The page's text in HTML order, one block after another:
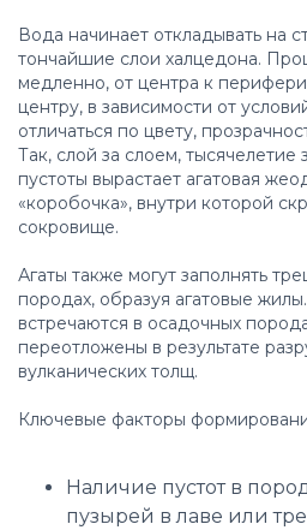
Вода начинает откладывать на
тончайшие слои халцедона.
медленно, от центра к
центру, в зависимости от
отличаться по цвету,
Так, слой за слоем, тысячелетие
пустоты вырастает агатовая
«коробочка», внутри которой
сокровище.
Агаты также могут заполнять
породах, образуя агатовые
встречаются в осадочных
переотложены в результате
вулканических толщ.
Ключевые факторы
Наличие пустот в
пузырей в лаве или